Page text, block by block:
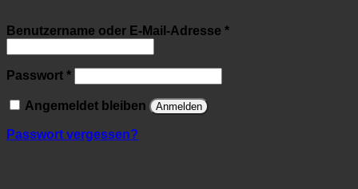
Benutzername oder E-Mail-Adresse *Erforderlich
Passwort *Erforderlich
Angemeldet bleiben Anmelden
Passwort vergessen?